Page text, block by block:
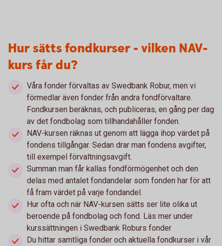
Hur sätts fondkurser - vilken NAV-
kurs får du?
Våra fonder förvaltas av Swedbank Robur, men vi
förmedlar även fonder från andra fondförvaltare.
Fondkursen beräknas, och publiceras, en gång per dag
av det fondbolag som tillhandahåller fonden.
NAV-kursen räknas ut genom att lägga ihop värdet på
fondens tillgångar. Sedan drar man fondens avgifter,
till exempel förvaltningsavgift.
Summan man får kallas fondförmögenhet och den
delas med antalet fondandelar som fonden har för att
få fram värdet på varje fondandel.
Hur ofta och när NAV-kursen sätts ser lite olika ut
beroende på fondbolag och fond. Läs mer under
kurssättningen i Swedbank Roburs fonder
Du hittar samtliga fonder och aktuella fondkurser i vår